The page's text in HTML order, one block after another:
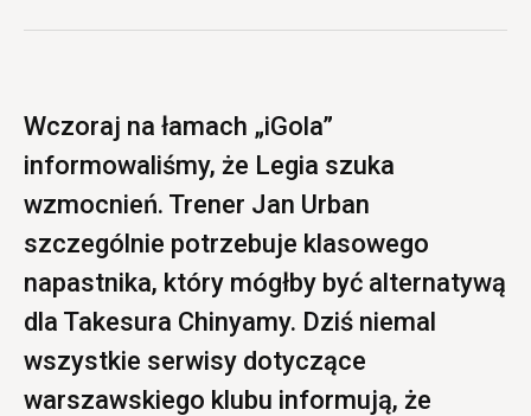
Wczoraj na łamach „iGola”
informowaliśmy, że Legia szuka
wzmocnień. Trener Jan Urban
szczególnie potrzebuje klasowego
napastnika, który mógłby być alternatywą
dla Takesura Chinyamy. Dziś niemal
wszystkie serwisy dotyczące
warszawskiego klubu informują, że